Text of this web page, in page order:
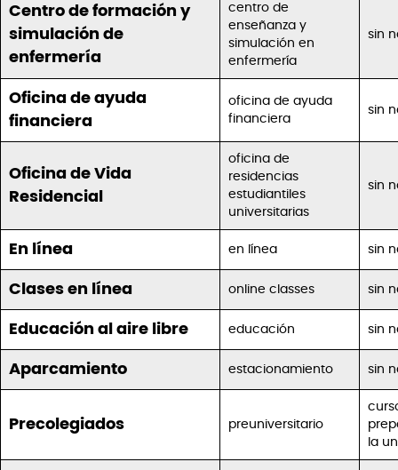
Centro de formación y
simulación de
enfermería
centro de
enseñanza y
simulación en
enfermería
sin
Oficina de ayuda
financiera
oficina de ayuda
financiera
sin
Oficina de Vida
Residencial
oficina de
residencias
estudiantiles
universitarias
sin
En línea en línea sin
Clases en línea online classes sin
Educación al aire libre educación sin
Aparcamiento estacionamiento sin
Precolegiados preuniversitario
la